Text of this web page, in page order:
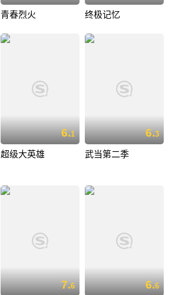
青春烈火 终极记忆
6.1
超级大英雄
6.3
武当第二季
7.6 6.6